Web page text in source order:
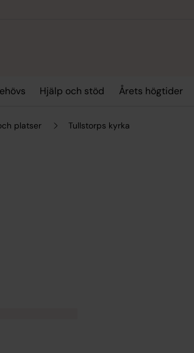
Hjälp och stöd Årets högtider
platser Tullstorps kyrka